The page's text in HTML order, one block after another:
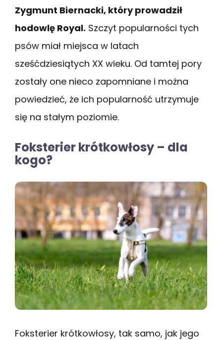
Zygmunt Biernacki, który prowadził
hodowlę Royal. Szczyt popularności tych
psów miał miejsca w latach
sześćdziesiątych XX wieku. Od tamtej pory
zostały one nieco zapomniane i można
powiedzieć, że ich popularność utrzymuje
się na stałym poziomie.
Foksterier krótkowłosy – dla
kogo?
Foksterier krótkowłosy, tak samo, jak jego